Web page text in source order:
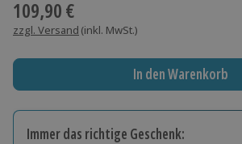
109,90 €
zzgl. Versand (inkl. MwSt.)
In den Warenkorb
Immer das richtige Geschenk: